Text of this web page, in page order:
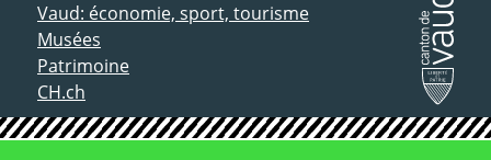
Vaud: économie, sport, tourisme
Musées
Patrimoine
CH.ch